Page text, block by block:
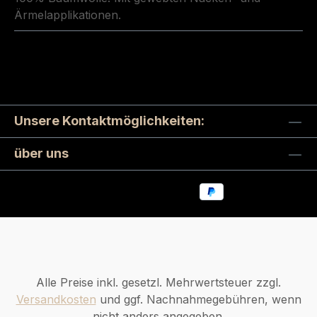
Ärmelapplikationen.
Unsere Kontaktmöglichkeiten:
über uns
Alle Preise inkl. gesetzl. Mehrwertsteuer zzgl.
Versandkosten und ggf. Nachnahmegebühren, wenn